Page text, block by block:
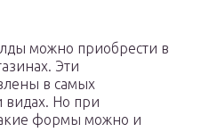
можно приобрести в
Эти
в самых
видах. Но при
формы можно и